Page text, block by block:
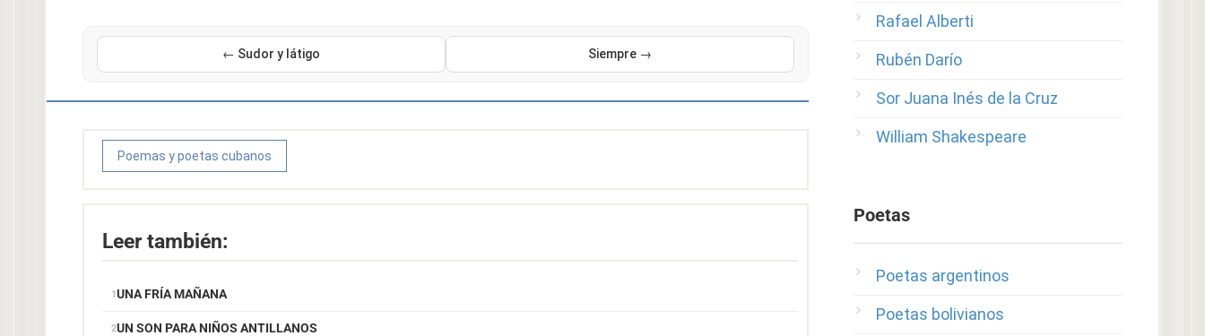
← Sudor y látigo Siempre →
Poemas y poetas cubanos
Leer también:
UNA FRÍA MAÑANA
UN SON PARA NIÑOS ANTILLANOS
Rafael Alberti
Rubén Darío
Sor Juana Inés de la Cruz
William Shakespeare
Poetas
Poetas argentinos
Poetas bolivianos